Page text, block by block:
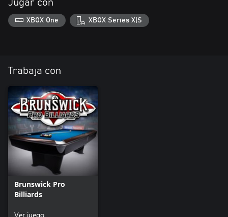
Jugar con
XBOX One XBOX Series X|S
Trabaja con
Brunswick Pro
Billiards
Ver juego